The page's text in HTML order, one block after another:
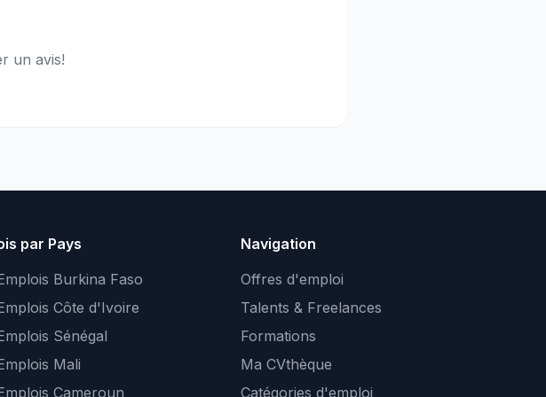
un avis!
par Pays
Burkina Faso
Côte d'Ivoire
Sénégal
Mali
Cameroun
Navigation
Offres d'emploi
Talents & Freelances
Formations
Ma CVthèque
Catégories d'emploi